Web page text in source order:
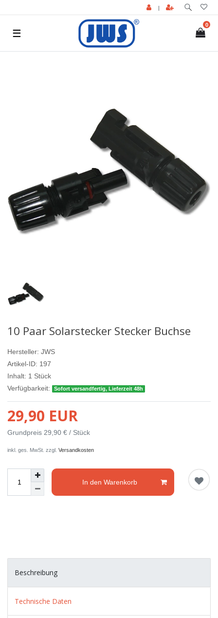
|
0
☰
10 Paar Solarstecker Stecker Buchse
Hersteller: JWS
Artikel-ID: 197
Inhalt: 1 Stück
Verfügbarkeit:
Sofort versandfertig, Lieferzeit 48h
29,90 EUR
Grundpreis 29,90 € / Stück
inkl. ges. MwSt. zzgl. Versandkosten
In den Warenkorb
Beschreibung
Technische Daten